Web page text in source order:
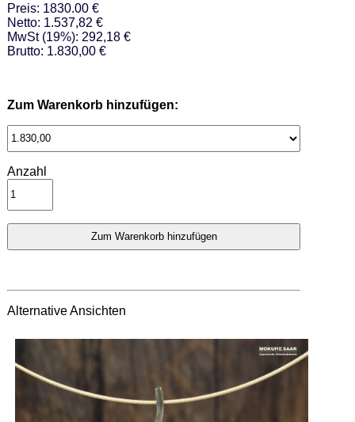
Preis: 1830.00 €
Netto: 1.537,82 €
MwSt (19%): 292,18 €
Brutto: 1.830,00 €
Zum Warenkorb hinzufügen:
Anzahl
Alternative Ansichten